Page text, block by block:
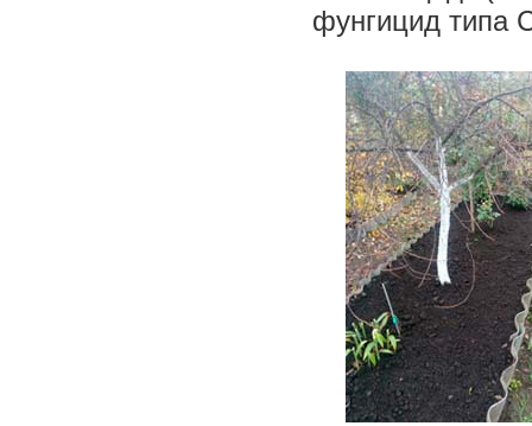
фунгицид типа